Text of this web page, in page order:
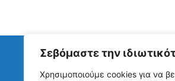
Σεβόμαστε την
Χρησιμοποιούμε cookies για να